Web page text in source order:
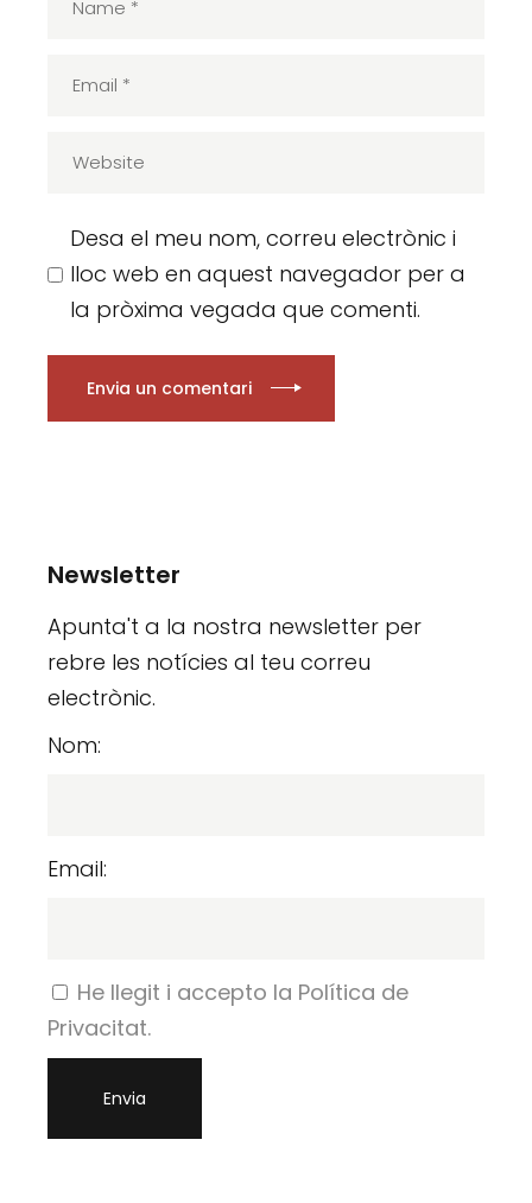
Desa el meu nom, correu electrònic i
lloc web en aquest navegador per a
la pròxima vegada que comenti.
Envia un comentari
Newsletter
Apunta't a la nostra newsletter per
rebre les notícies al teu correu
electrònic.
Nom:
Email:
He llegit i accepto la Política de
Privacitat.